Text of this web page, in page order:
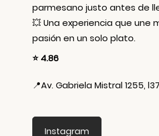
parmesano justo antes de
💥 Una experiencia que une
pasión en un solo plato.
⭐ 4.86
📍Av. Gabriela Mistral 1255,
Instagram